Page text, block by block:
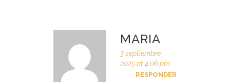
MARIA
3 septiembre,
2025 at 4:06 pm
RESPONDER